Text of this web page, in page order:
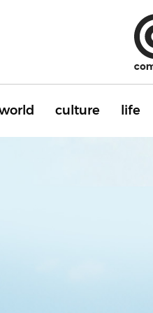
culture life